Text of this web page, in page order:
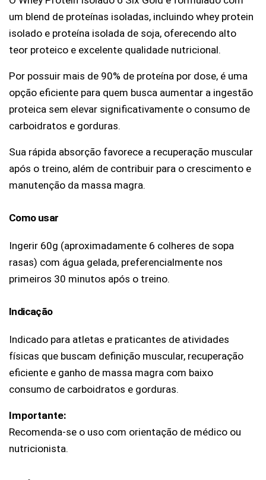
um blend de proteínas isoladas, incluindo whey protein
isolado e proteína isolada de soja, oferecendo alto
teor proteico e excelente qualidade nutricional.
Por possuir mais de 90% de proteína por dose, é uma
opção eficiente para quem busca aumentar a ingestão
proteica sem elevar significativamente o consumo de
carboidratos e gorduras.
Sua rápida absorção favorece a recuperação muscular
após o treino, além de contribuir para o crescimento e
manutenção da massa magra.
Como usar
Ingerir 60g (aproximadamente 6 colheres de sopa
rasas) com água gelada, preferencialmente nos
primeiros 30 minutos após o treino.
Indicação
Indicado para atletas e praticantes de atividades
físicas que buscam definição muscular, recuperação
eficiente e ganho de massa magra com baixo
consumo de carboidratos e gorduras.
Importante:
Recomenda-se o uso com orientação de médico ou
nutricionista.